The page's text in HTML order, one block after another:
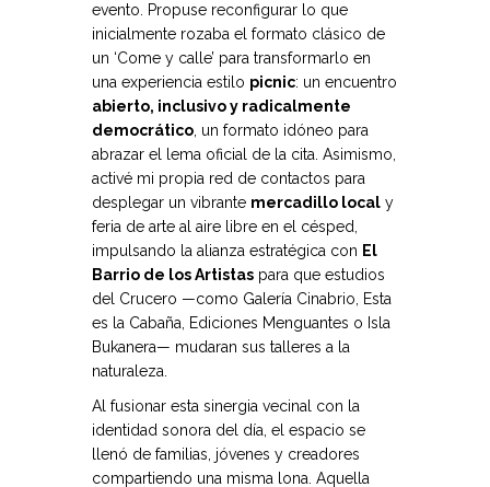
evento. Propuse reconfigurar lo que
inicialmente rozaba el formato clásico de
un ‘Come y calle’ para transformarlo en
una experiencia estilo picnic: un encuentro
abierto, inclusivo y radicalmente
democrático , un formato idóneo para
abrazar el lema oficial de la cita. Asimismo,
activé mi propia red de contactos para
desplegar un vibrante mercadillo local y
feria de arte al aire libre en el césped,
impulsando la alianza estratégica con El
Barrio de los Artistas para que estudios
del Crucero —como Galería Cinabrio, Esta
es la Cabaña, Ediciones Menguantes o Isla
Bukanera— mudaran sus talleres a la
naturaleza.
Al fusionar esta sinergia vecinal con la
identidad sonora del día, el espacio se
llenó de familias, jóvenes y creadores
compartiendo una misma lona. Aquella